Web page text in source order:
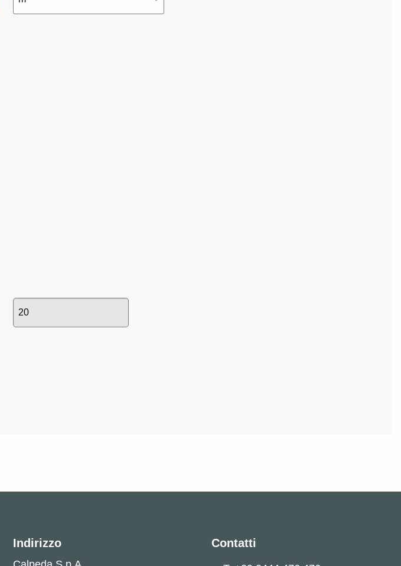
Indirizzo Contatti